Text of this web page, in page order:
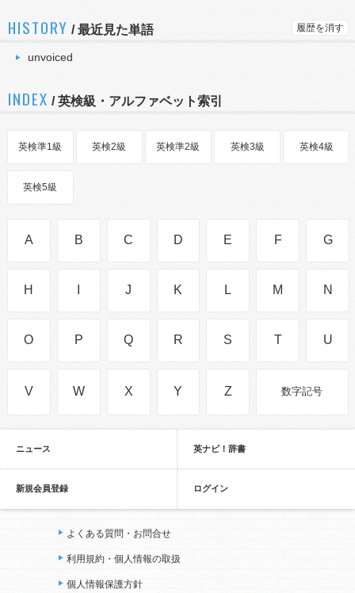
HISTORY /最近見た単語 履歴を消す
unvoiced
INDEX / 英検級・アルファベット索引
英検準1級 英検2級 英検準2級 英検3級 英検4級
英検5級
A B C D E F G
H J K L M N
O P Q R S T U
V W X Y Z 数字記号
ニュース 英ナビ！辞書
新規会員登録 ログイン
よくある質問・お問合せ
利用規約・個人情報の取扱
個人情報保護方針